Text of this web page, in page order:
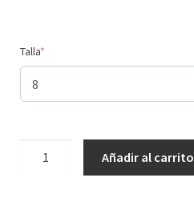
Talla*(required)
Añadir al carrito